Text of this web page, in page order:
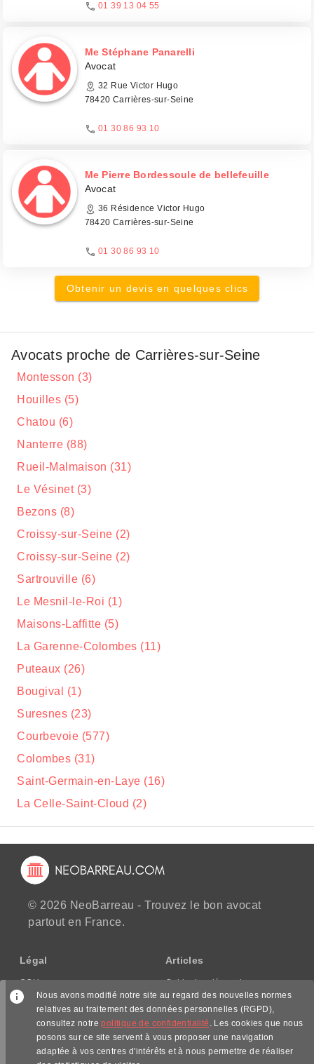
01 39 13 04 55
Me Stéphane Panarelli
Avocat
32 Rue Victor Hugo
78420 Carrières-sur-Seine
01 30 86 93 10
Me Pierre Bordessoule de bellefeuille
Avocat
36 Résidence Victor Hugo
78420 Carrières-sur-Seine
01 30 86 93 10
Obtenir un devis en quelques clics
Avocats proche de Carrières-sur-Seine
Montesson (3)
Houilles (5)
Chatou (6)
Nanterre (88)
Rueil-Malmaison (31)
Le Vésinet (3)
Bezons (8)
Croissy-sur-Seine (2)
Croissy-sur-Seine (2)
Sartrouville (6)
Le Mesnil-le-Roi (1)
Maisons-Laffitte (5)
La Garenne-Colombes (11)
Puteaux (26)
Bougival (1)
Suresnes (23)
Courbevoie (577)
Colombes (31)
Saint-Germain-en-Laye (16)
La Celle-Saint-Cloud (2)
© 2026 NeoBarreau - Trouvez le bon avocat
partout en France.
Légal
CGU
CGV/CPPS
Politique de confidentialité
Articles
Guide des démarches
Nous suivre
Nous avons modifié notre site au regard des nouvelles normes
relatives au traitement des données personnelles (RGPD),
consultez notrepolitique de confidentialité . Les cookies que nous
posons sur ce site servent à vous proposer une navigation
adaptée à vos centres d'intérêts et à nous permettre de réaliser